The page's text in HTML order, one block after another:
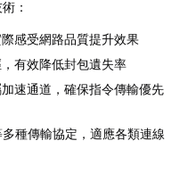
：
感受網路品質提升效果
有效降低封包遺失率
速通道，確保指令傳輸優先
種傳輸協定，適應各類連線